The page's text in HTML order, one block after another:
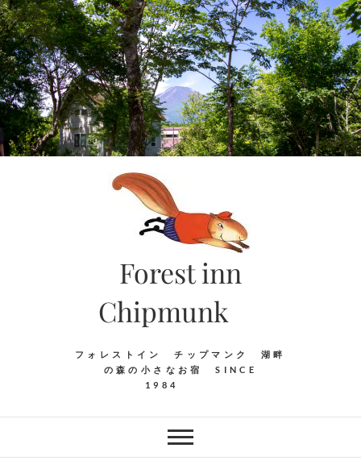
Skip
to
content
Forest inn
Chipmunk
フォレストイン チップマンク 湖畔
の森の小さなお宿 SINCE
1984